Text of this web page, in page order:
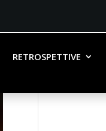
RETROSPETTIVE